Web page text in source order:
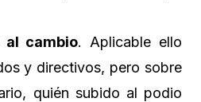
al cambio. Aplicable ello
y directivos, pero sobre
quién subido al podio